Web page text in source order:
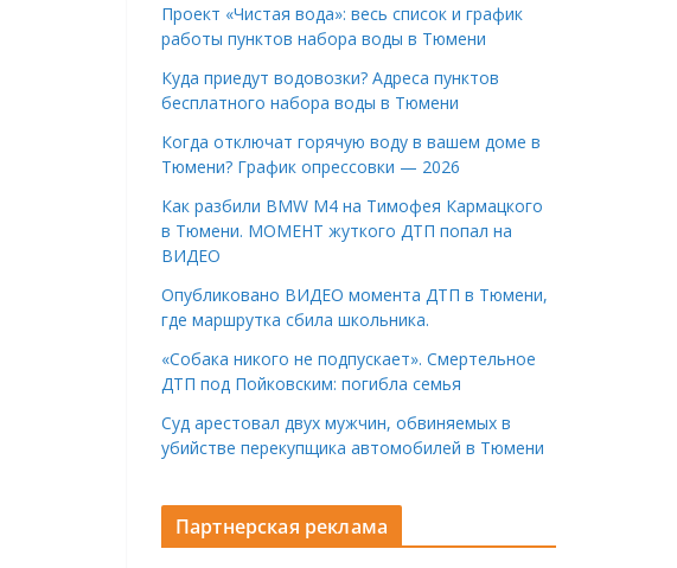
Проект «Чистая вода»: весь список и график
работы пунктов набора воды в Тюмени
Куда приедут водовозки? Адреса пунктов
бесплатного набора воды в Тюмени
Когда отключат горячую воду в вашем доме в
Тюмени? График опрессовки — 2026
Как разбили BMW M4 на Тимофея Кармацкого
в Тюмени. МОМЕНТ жуткого ДТП попал на
ВИДЕО
Опубликовано ВИДЕО момента ДТП в Тюмени,
где маршрутка сбила школьника.
«Собака никого не подпускает». Смертельное
ДТП под Пойковским: погибла семья
Суд арестовал двух мужчин, обвиняемых в
убийстве перекупщика автомобилей в Тюмени
Партнерская реклама